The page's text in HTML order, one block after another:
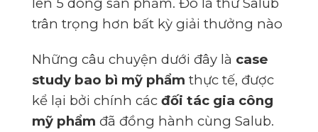
trân trọng hơn bất kỳ giải thưởng nào
Những câu chuyện dưới đây là case
study bao bì mỹ phẩm thực tế, được
kể lại bởi chính các đối tác gia công
mỹ phẩm đã đồng hành cùng Salub.